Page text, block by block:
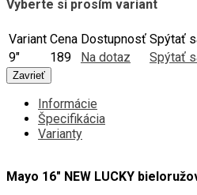
Vyberte si prosím variant
Variant Cena Dostupnosť Spýtať
9"
189 Na dotaz Spýtať
Zavrieť
Informácie
Špecifikácia
Varianty
Mayo 16" NEW LUCKY